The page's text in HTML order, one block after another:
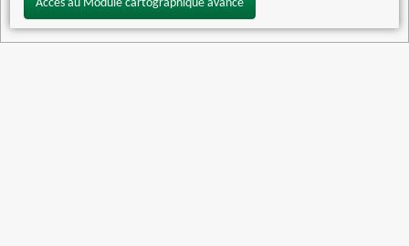
Accès au Module cartographique avancé